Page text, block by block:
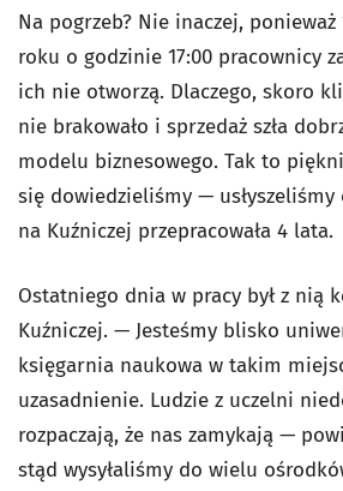
Na pogrzeb? Nie inaczej, ponieważ
roku o godzinie 17:00 pracownicy
ich nie otworzą. Dlaczego, skoro
nie brakowało i sprzedaż szła
modelu biznesowego. Tak to
się dowiedzieliśmy —
na Kuźniczej przepracowała 4 lata.
Ostatniego dnia w pracy był z nią
Kuźniczej. — Jesteśmy blisko
księgarnia naukowa w takim
uzasadnienie. Ludzie z uczelni
rozpaczają, że nas zamykają —
stąd wysyłaliśmy do wielu